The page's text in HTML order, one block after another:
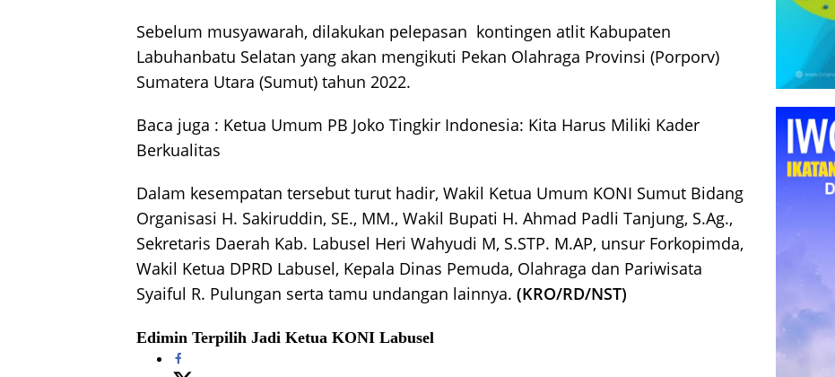
Sebelum musyawarah, dilakukan pelepasan kontingen atlit Kabupaten
Labuhanbatu Selatan yang akan mengikuti Pekan Olahraga Provinsi (Porporv)
Sumatera Utara (Sumut) tahun 2022.
Baca juga : Ketua Umum PB Joko Tingkir Indonesia: Kita Harus Miliki Kader
Berkualitas
Dalam kesempatan tersebut turut hadir, Wakil Ketua Umum KONI Sumut Bidang
Organisasi H. Sakiruddin, SE., MM., Wakil Bupati H. Ahmad Padli Tanjung, S.Ag.,
Sekretaris Daerah Kab. Labusel Heri Wahyudi M, S.STP. M.AP, unsur Forkopimda,
Wakil Ketua DPRD Labusel, Kepala Dinas Pemuda, Olahraga dan Pariwisata
Syaiful R. Pulungan serta tamu undangan lainnya. (KRO/RD/NST)
Edimin Terpilih Jadi Ketua KONI Labusel